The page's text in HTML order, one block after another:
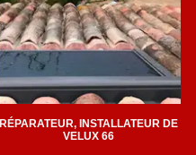
RÉPARATEUR, INSTALLATEUR DE
VELUX 66